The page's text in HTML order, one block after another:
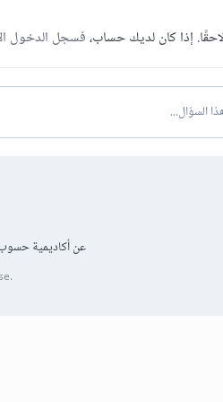
إذا كان لديك حساب،فسجل الدخول
السؤال...
عن أكاديمية